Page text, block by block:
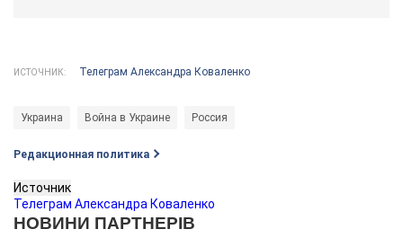
ИСТОЧНИК: Телеграм Александра Коваленко
Украина Война в Украине Россия
Редакционная политика
Источник
Телеграм Александра Коваленко